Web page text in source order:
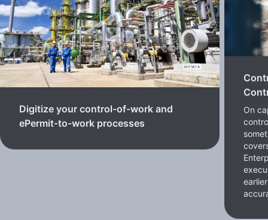
Digitize your control-of-work and
ePermit-to-work processes
On